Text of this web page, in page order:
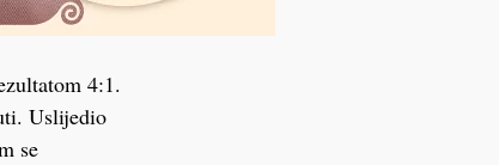
4:1.
Uslijedio
se